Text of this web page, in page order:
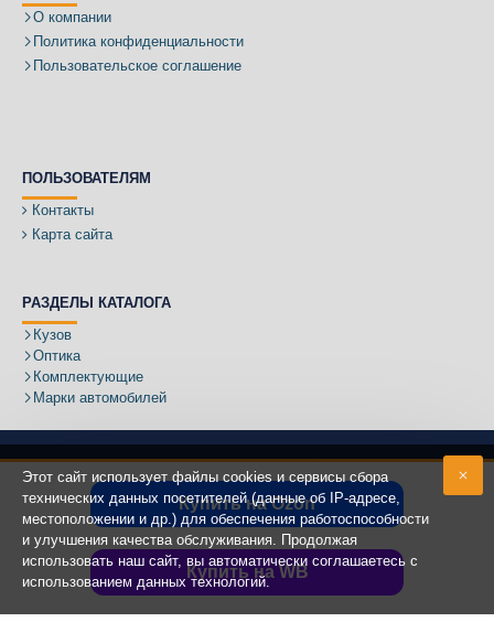
Купить на Ozon
Купить на WB
О компании
Политика конфиденциальности
Пользовательское соглашение
ПОЛЬЗОВАТЕЛЯМ
Контакты
Карта сайта
РАЗДЕЛЫ КАТАЛОГА
Кузов
Оптика
Комплектующие
Марки автомобилей
Адрес:
Copyright ©2020 - 2025КУЗОВИК.РУ
Этот сайт использует файлы cookies и сервисы сбора
технических данных посетителей (данные об IP-адресе,
местоположении и др.) для обеспечения работоспособности
и улучшения качества обслуживания. Продолжая
использовать наш сайт, вы автоматически соглашаетесь с
использованием данных технологий.